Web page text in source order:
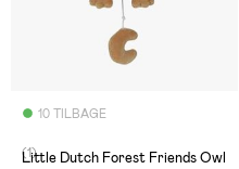
10 TILBAGE
(1)
Little Dutch Forest Friends Owl